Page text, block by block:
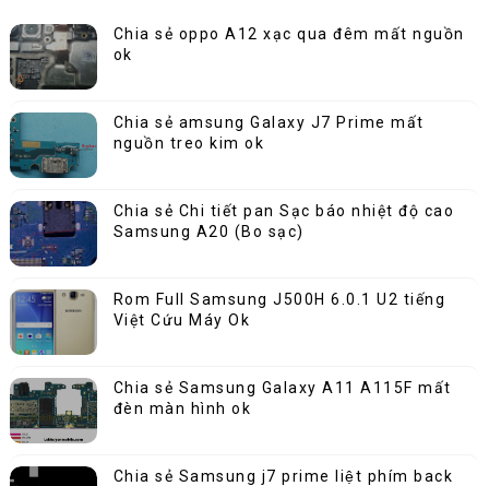
Chia sẻ oppo A12 xạc qua đêm mất nguồn
ok
Chia sẻ amsung Galaxy J7 Prime mất
nguồn treo kim ok
Chia sẻ Chi tiết pan Sạc báo nhiệt độ cao
Samsung A20 (Bo sạc)
Rom Full Samsung J500H 6.0.1 U2 tiếng
Việt Cứu Máy Ok
Chia sẻ Samsung Galaxy A11 A115F mất
đèn màn hình ok
Chia sẻ Samsung j7 prime liệt phím back